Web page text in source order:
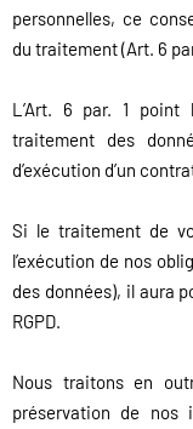
personnelles, ce
du traitement (Art. 6
L’Art. 6 par. 1 point
traitement des
d’exécution d’un
Si le traitement de
l’exécution de nos
des données), il aura
RGPD.
Nous traitons en
préservation de nos